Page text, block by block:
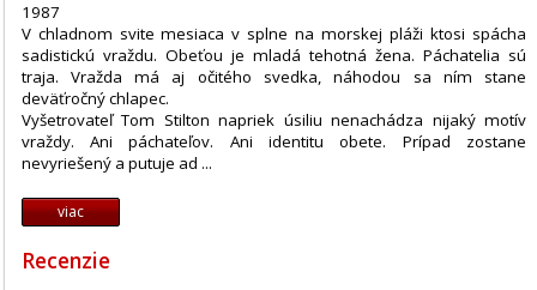
1987
V chladnom svite mesiaca v splne na morskej pláži ktosi spácha
sadistickú vraždu. Obeťou je mladá tehotná žena. Páchatelia sú
traja. Vražda má aj očitého svedka, náhodou sa ním stane
deväťročný chlapec.
Vyšetrovateľ Tom Stilton napriek úsiliu nenachádza nijaký motív
vraždy. Ani páchateľov. Ani identitu obete. Prípad zostane
nevyriešený a putuje ad ...
viac
Recenzie